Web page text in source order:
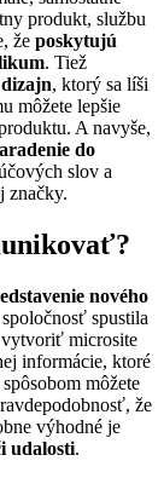
produkt, službu
že poskytujú
. Tiež
, ktorý sa líši
môžete lepšie
A navyše,
do
slov a
značky.
nového
spustila
vytvoriť microsite
informácie, ktoré
môžete
že
výhodné je
udalosti.